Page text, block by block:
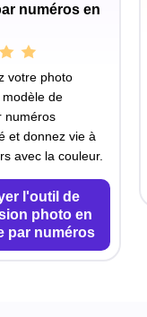
numéros en
votre photo
de
numéros
et donnez vie à
avec la couleur.
l'outil de
photo en
par numéros